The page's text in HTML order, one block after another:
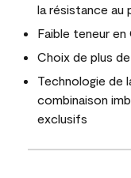
la résistance au
Faible teneur en
Choix de plus
Technologie de
combinaison
exclusifs